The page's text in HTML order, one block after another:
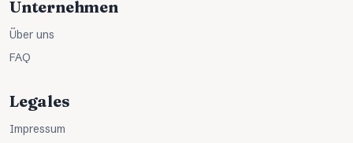
Unternehmen
Über uns
FAQ
Legales
Impressum